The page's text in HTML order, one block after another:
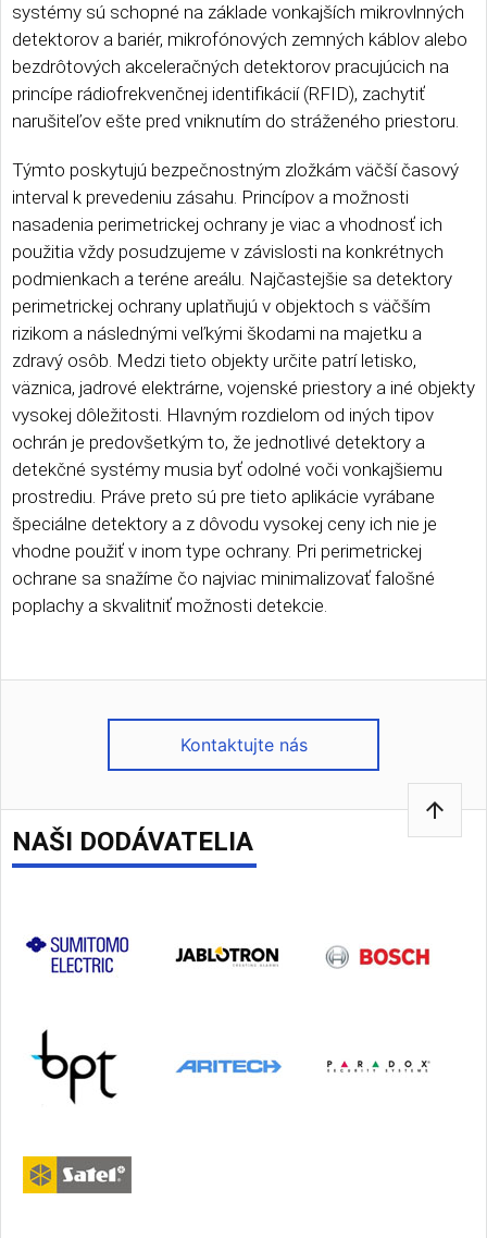
systémy sú schopné na základe vonkajších mikrovlnných
detektorov a bariér, mikrofónových zemných káblov alebo
bezdrôtových akceleračných detektorov pracujúcich na
princípe rádiofrekvenčnej identifikácií (RFID), zachytiť
narušiteľov ešte pred vniknutím do stráženého priestoru.
Týmto poskytujú bezpečnostným zložkám väčší časový
interval k prevedeniu zásahu. Princípov a možnosti
nasadenia perimetrickej ochrany je viac a vhodnosť ich
použitia vždy posudzujeme v závislosti na konkrétnych
podmienkach a teréne areálu. Najčastejšie sa detektory
perimetrickej ochrany uplatňujú v objektoch s väčším
rizikom a následnými veľkými škodami na majetku a
zdravý osôb. Medzi tieto objekty určite patrí letisko,
väznica, jadrové elektrárne, vojenské priestory a iné objekty
vysokej dôležitosti. Hlavným rozdielom od iných tipov
ochrán je predovšetkým to, že jednotlivé detektory a
detekčné systémy musia byť odolné voči vonkajšiemu
prostrediu. Práve preto sú pre tieto aplikácie vyrábane
špeciálne detektory a z dôvodu vysokej ceny ich nie je
vhodne použiť v inom type ochrany. Pri perimetrickej
ochrane sa snažíme čo najviac minimalizovať falošné
poplachy a skvalitniť možnosti detekcie.
Kontaktujte nás
arrow_upward
NAŠI DODÁVATELIA